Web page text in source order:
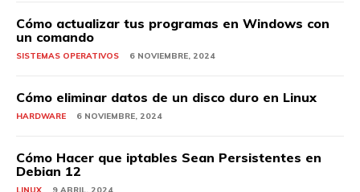
Cómo actualizar tus programas en Windows con
un comando
SISTEMAS OPERATIVOS 6 NOVIEMBRE, 2024
Cómo eliminar datos de un disco duro en Linux
HARDWARE 6 NOVIEMBRE, 2024
Cómo Hacer que iptables Sean Persistentes en
Debian 12
LINUX 9 ABRIL, 2024